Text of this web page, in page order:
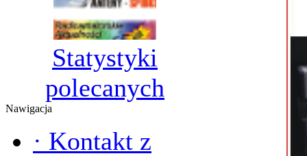
Statystyki
polecanych
Nawigacja
· Kontakt z